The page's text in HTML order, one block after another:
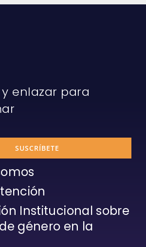
enlazar para
SUSCRÍBETE
Institucional sobre
género en la